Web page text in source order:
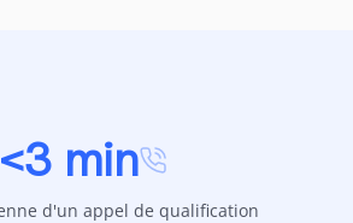
<3 min
d'un appel de qualification